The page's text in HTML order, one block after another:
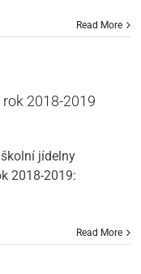
Read More
2018-2019
jídelny
rok 2018-2019:
Read More